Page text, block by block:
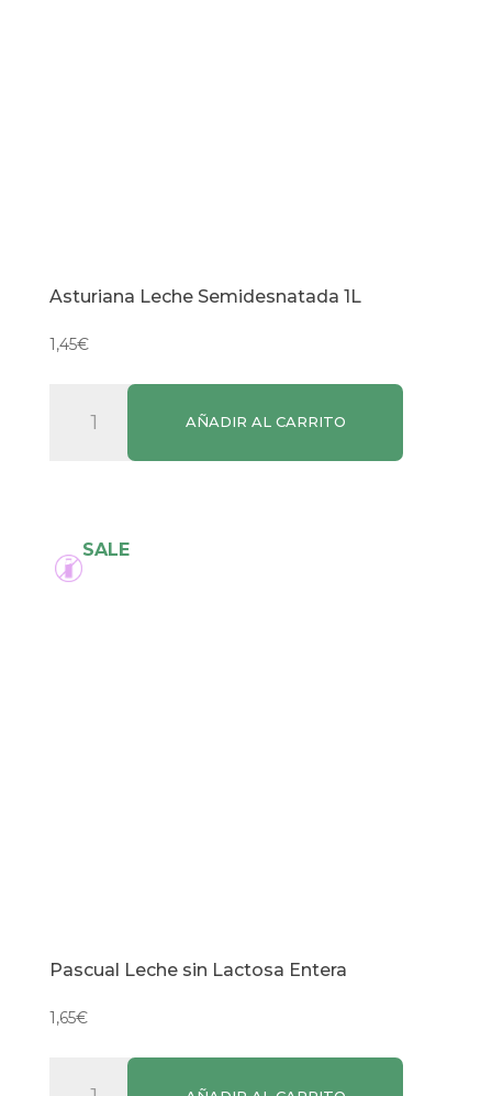
Asturiana Leche Semidesnatada 1L
1,45€
Asturiana
Leche
Semidesnatada
AÑADIR AL CARRITO
SALE
Pascual Leche sin Lactosa Entera
1,65€